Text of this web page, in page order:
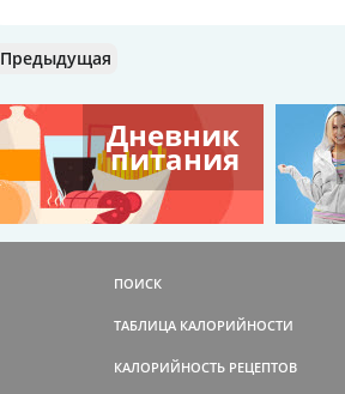
Предыдущая
Дневник
питания
ПОИСК
ТАБЛИЦА КАЛОРИЙНОСТИ
КАЛОРИЙНОСТЬ РЕЦЕПТОВ